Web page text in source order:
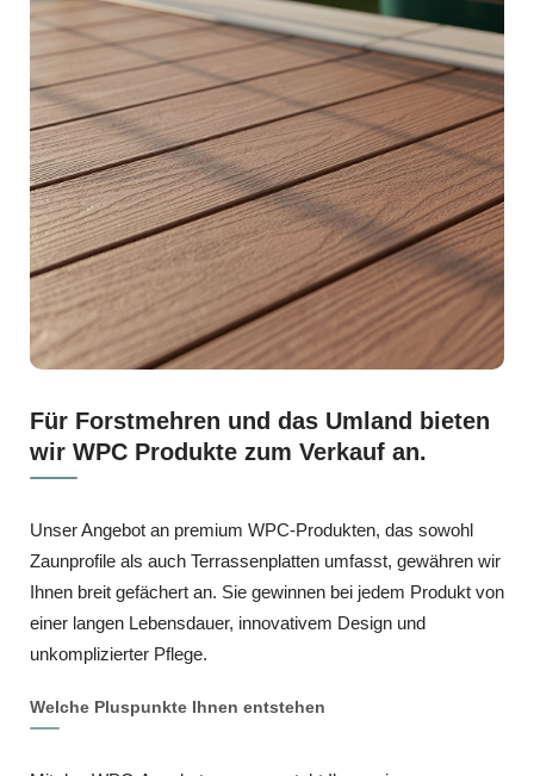
Für Forstmehren und das Umland bieten
wir WPC Produkte zum Verkauf an.
Unser Angebot an premium WPC‑Produkten, das sowohl
Zaunprofile als auch Terrassenplatten umfasst, gewähren wir
Ihnen breit gefächert an. Sie gewinnen bei jedem Produkt von
einer langen Lebensdauer, innovativem Design und
unkomplizierter Pflege.
Welche Pluspunkte Ihnen entstehen